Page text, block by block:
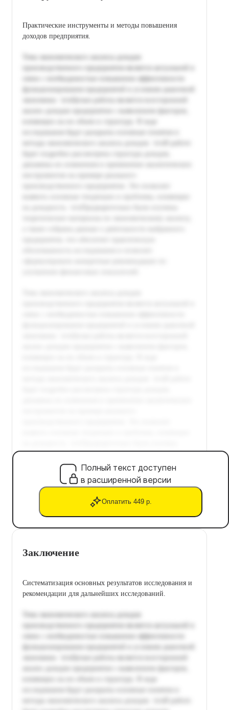
Практические инструменты и методы повышения
доходов предприятия.
Полный текст доступен
в расширенной версии
Оплатить 449 р.
Заключение
Систематизация основных результатов исследования и
рекомендации для дальнейших исследований.